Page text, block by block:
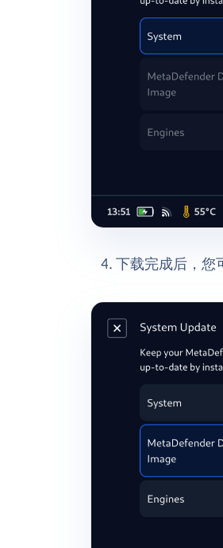
下载完成后，您